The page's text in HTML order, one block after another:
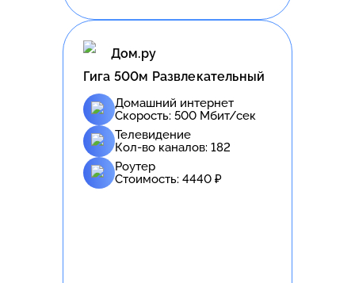
Дом.ру
Гига 500м Развлекательный
Домашний интернет
Скорость: 500 Мбит/сек
Телевидение
Кол-во каналов: 182
Роутер
Стоимость: 4440 ₽